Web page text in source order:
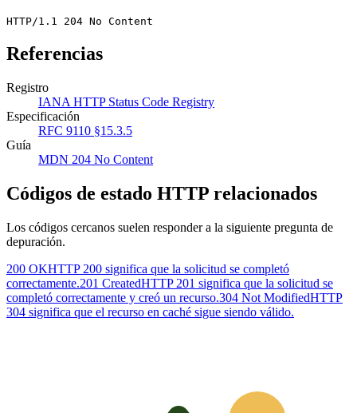
HTTP/1.1 204 No Content
Referencias
Registro
IANA HTTP Status Code Registry
Especificación
RFC 9110 §15.3.5
Guía
MDN 204 No Content
Códigos de estado HTTP relacionados
Los códigos cercanos suelen responder a la siguiente pregunta de
depuración.
200 OKHTTP 200 significa que la solicitud se completó
correctamente.201 CreatedHTTP 201 significa que la solicitud se
completó correctamente y creó un recurso.304 Not ModifiedHTTP
304 significa que el recurso en caché sigue siendo válido.